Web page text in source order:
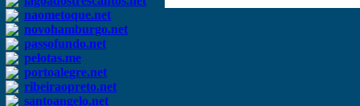
naometoque.net
novohamburgo.net
passofundo.net
pelotas.me
portoalegre.net
ribeiraopreto.net
santoangelo.net